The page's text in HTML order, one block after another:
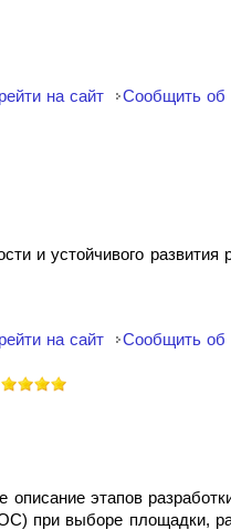
на сайт Сообщить об
и устойчивого развития
на сайт Сообщить об
этапов
при выборе площадки,